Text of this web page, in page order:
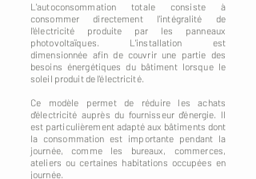
L'autoconsommation totale consiste à
consommer directement l'intégralité de
l'électricité produite par les panneaux
photovoltaïques. L'installation est
dimensionnée afin de couvrir une partie des
besoins énergétiques du bâtiment lorsque le
soleil produit de l'électricité.
Ce modèle permet de réduire les achats
d'électricité auprès du fournisseur d'énergie. Il
est particulièrement adapté aux bâtiments dont
la consommation est importante pendant la
journée, comme les bureaux, commerces,
ateliers ou certaines habitations occupées en
journée.